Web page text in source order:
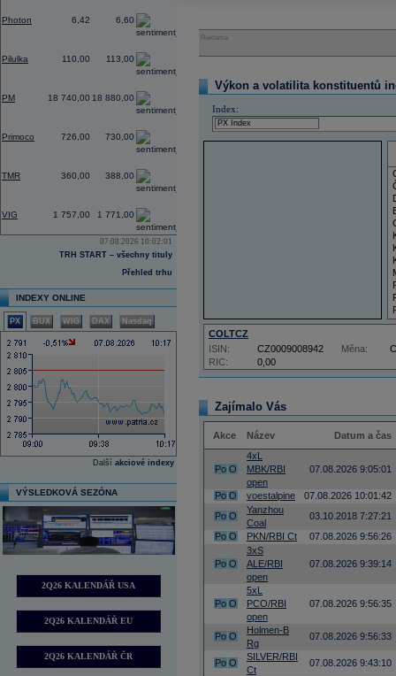
Photon 6,42 6,60
Pilulka 110,00 113,00
PM 18 740,00 18 880,00
Primoco 726,00 730,00
TMR 360,00 388,00
VIG 1 757,00 1 771,00
07.08.2026 10:02:01
TRH START – všechny tituly
Přehled trhu
INDEXY ONLINE
PX BUX WIG DAX Nasdaq
Další akciové indexy
VÝSLEDKOVÁ SEZÓNA
2Q26 KALENDÁŘ USA
2Q26 KALENDÁŘ EU
2Q26 KALENDÁŘ ČR
Reklama
Výkon a volatilita konstituentů
Index:
COLTCZ
RIC: 0,00
ISIN: CZ0009008942 Měna:
Zajímalo Vás
Akce Název Datum a čas
Po O
4xL
MBK/RBI
open
07.08.2026 9:05:01
Po O voestalpine
07.08.2026 10:01:42
Po O
Yanzhou
Coal
03.10.2018 7:27:21
Po O PKN/RBI Ct 07.08.2026 9:56:26
Po O
3xS
ALE/RBI
open
07.08.2026 9:39:14
Po O
5xL
PCO/RBI
open
07.08.2026 9:56:35
Po O
Holmen-B
Rg
07.08.2026 9:56:33
Po O
SILVER/RBI
Ct
07.08.2026 9:43:10